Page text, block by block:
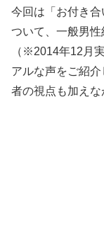
今回は「お付き
ついて、一般男
（※2014年12月
アルな声をご紹
者の視点も加えな